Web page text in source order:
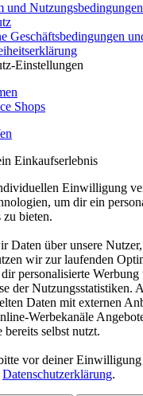
und Nutzungsbedingungen
Geschäftsbedingungen
Einstellungen
Shops
Einkaufserlebnis
Einwilligung
um dir ein
bieten.
Daten über unsere
wir zur laufenden
personalisierte
der Nutzungsstatistiken.
Daten mit externen
Werbekanäle
bereits selbst nutzt.
vor deiner
Datenschutzerklärung.